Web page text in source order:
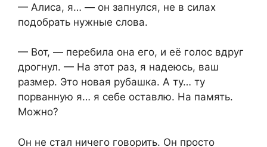
— Алиса, я… — он запнулся, не в силах
подобрать нужные слова.
— Вот, — перебила она его, и её голос вдруг
дрогнул. — На этот раз, я надеюсь, ваш
размер. Это новая рубашка. А ту… ту
порванную я… я себе оставлю. На память.
Можно?
Он не стал ничего говорить. Он просто